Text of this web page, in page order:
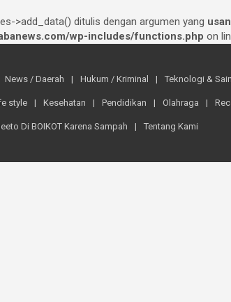
>add_data() ditulis dengan argumen yang
wp-includes/functions.php on
News / Daerah Hukum / Kriminal Teknologi &
style Kesehatan Pendidikan Olahraga
Di BOIKOT Karena Sampah Tentang Kami